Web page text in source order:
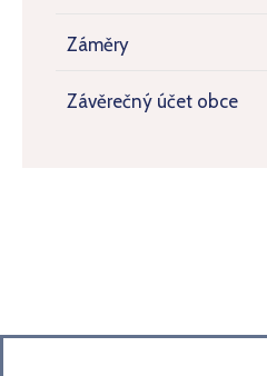
Záměry
Závěrečný účet obce